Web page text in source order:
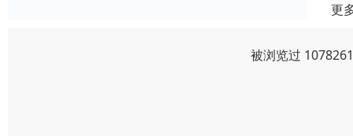
更
被浏览过